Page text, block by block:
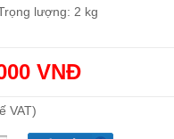
lượng: 2 kg
VNĐ
VAT)